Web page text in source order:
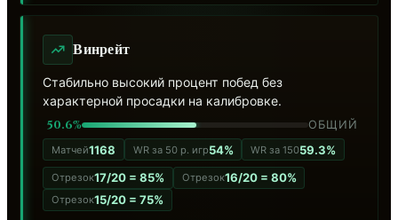
Винрейт
Стабильно высокий процент побед без
характерной просадки на калибровке.
50.6% ОБЩИЙ
Матчей1168 WR за 50 р. игр54% WR за 15059.3%
Отрезок17/20 = 85% Отрезок16/20 = 80%
Отрезок15/20 = 75%